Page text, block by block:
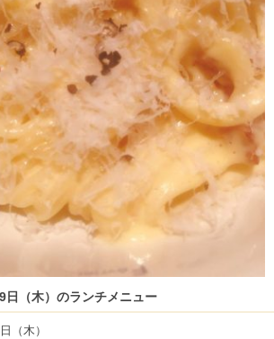
日（木）のランチメニュー
（木）